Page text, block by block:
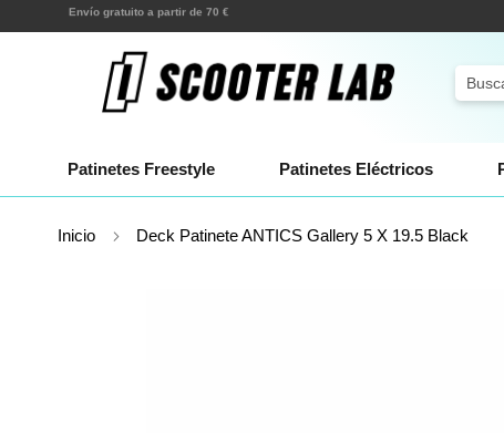
al
contenido
¡Envíos en pocas horas!
Patinetes Freestyle Patinetes Eléctricos
Inicio Deck Patinete ANTICS Gallery 5 X 19.5 Black